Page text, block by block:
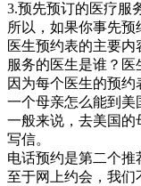
3.预先预订的医疗服
所以，如果你事先预
医生预约表的主要内
服务的医生是谁？医
因为每个医生的预约
一个母亲怎么能到美
一般来说，去美国的
写信。
电话预约是第二个推
至于网上约会，我们